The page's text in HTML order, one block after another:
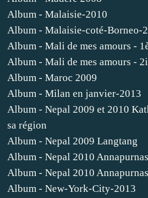
Album - Malaisie-2010
Album - Malaisie-coté-Borneo-
Album - Mali de mes amours -
Album - Mali de mes amours -
Album - Maroc 2009
Album - Milan en janvier-2013
Album - Nepal 2009 et 2010
sa région
Album - Nepal 2009 Langtang
Album - Nepal 2010
Album - Nepal 2010
Album - New-York-City-2013